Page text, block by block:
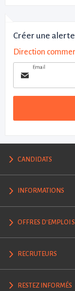
Créer une
Direction
Email
CANDIDATS
INFORMATIONS
OFFRES D'EMPLOI
RECRUTEURS
RESTEZ INFORMÉS